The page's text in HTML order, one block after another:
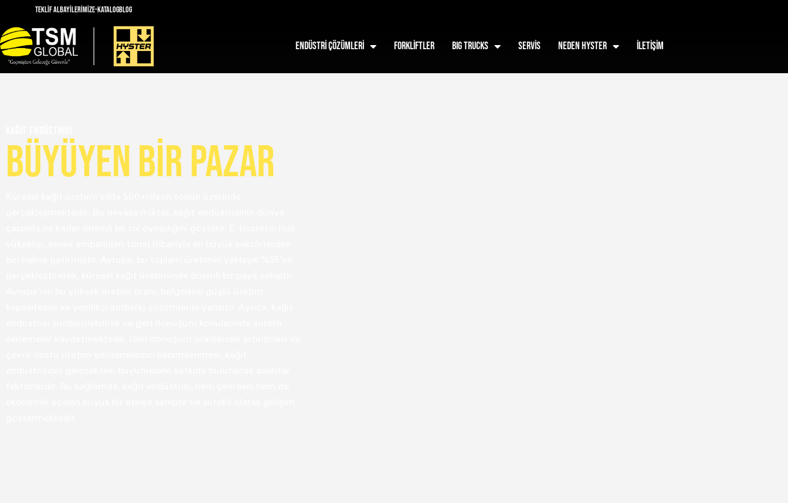
Teklif AlBayilerimizE-KATALOGBLOG
Endüstri Çözümleri FORKLİFTLER BIG TRUCKS SERVİS NEDEN HYSTER İLETİŞİM
BÜYÜYEN BİR PAZAR